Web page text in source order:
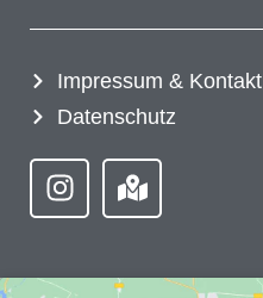
Impressum & Kontakt
Datenschutz